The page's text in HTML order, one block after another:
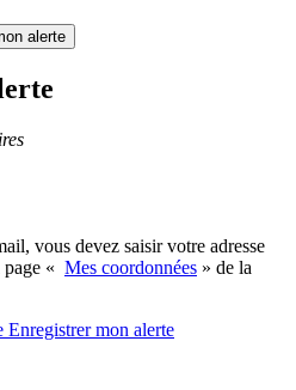
alerte
vous devez saisir votre adresse
« Mes coordonnées » de la
Enregistrermon alerte